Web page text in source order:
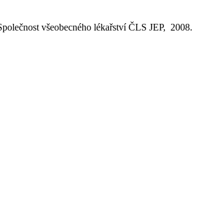
všeobecného lékařství ČLS JEP, 2008.